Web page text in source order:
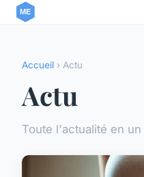
Accueil › Actu
Actu
Toute l'actualité en